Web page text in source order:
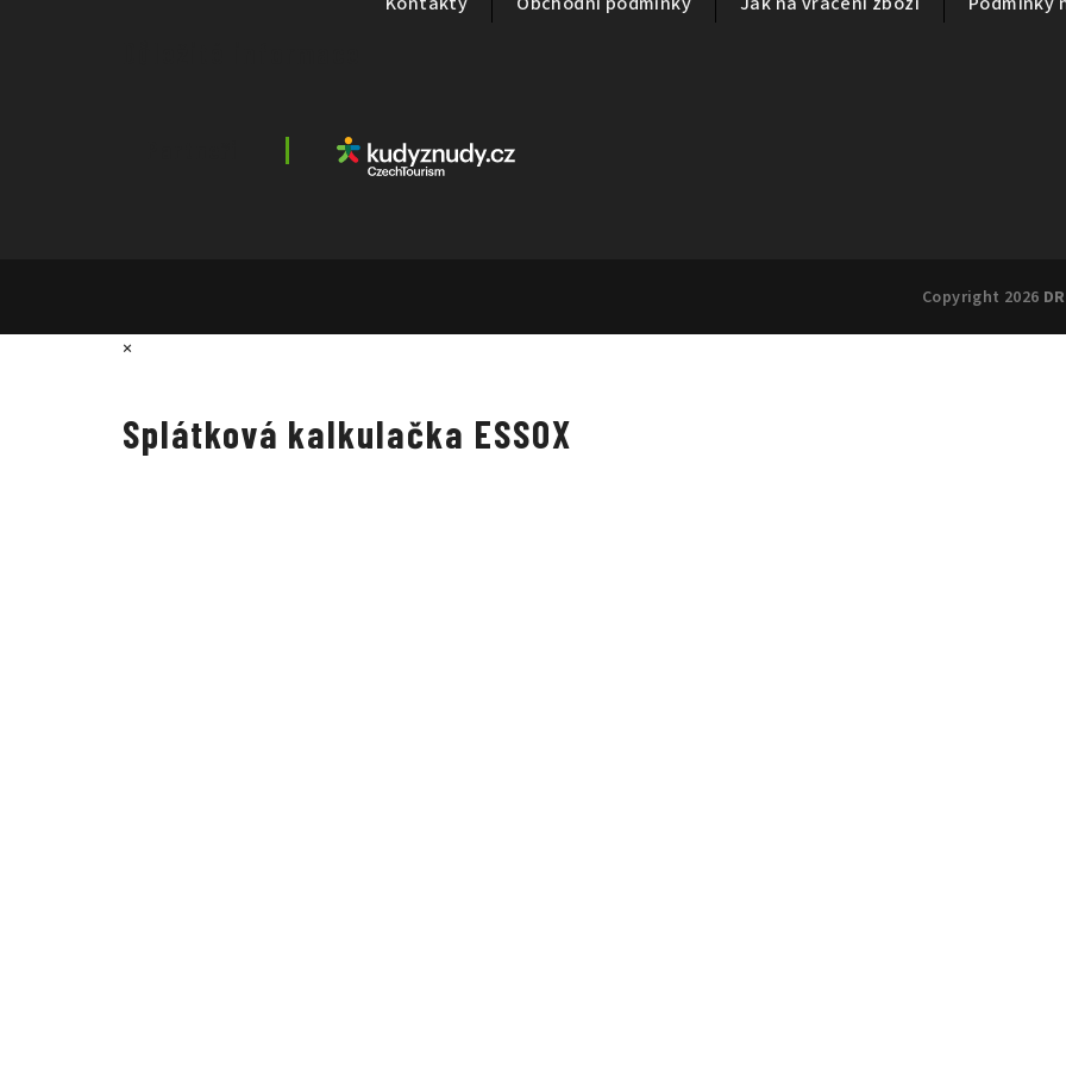
Copyright 2026
×
Splátková kalkulačka ESSOX